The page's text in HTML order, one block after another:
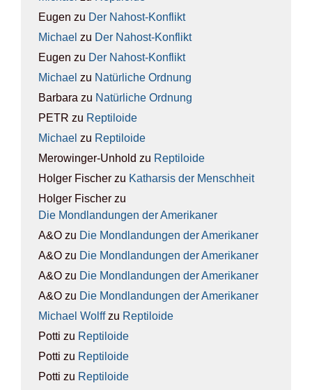
Eugen zu Der Nah­ost-Kon­flikt
Michael zu Der Nah­ost-Kon­flikt
Eugen zu Der Nah­ost-Kon­flikt
Michael zu Natür­li­che Ord­nung
Barbara zu Natür­li­che Ord­nung
PETR zu Rep­ti­lo­ide
Michael zu Rep­ti­lo­ide
Merowinger-Unhold zu Rep­ti­lo­ide
Holger Fischer zu Kathar­sis der Mensch­heit
Holger Fischer zu
Die Mond­lan­dun­gen der Ame­ri­ka­ner
A&O zu Die Mond­lan­dun­gen der Ame­ri­ka­ner
A&O zu Die Mond­lan­dun­gen der Ame­ri­ka­ner
A&O zu Die Mond­lan­dun­gen der Ame­ri­ka­ner
A&O zu Die Mond­lan­dun­gen der Ame­ri­ka­ner
Michael Wolffzu Rep­ti­lo­ide
Potti zu Rep­ti­lo­ide
Potti zu Rep­ti­lo­ide
Potti zu Rep­ti­lo­ide